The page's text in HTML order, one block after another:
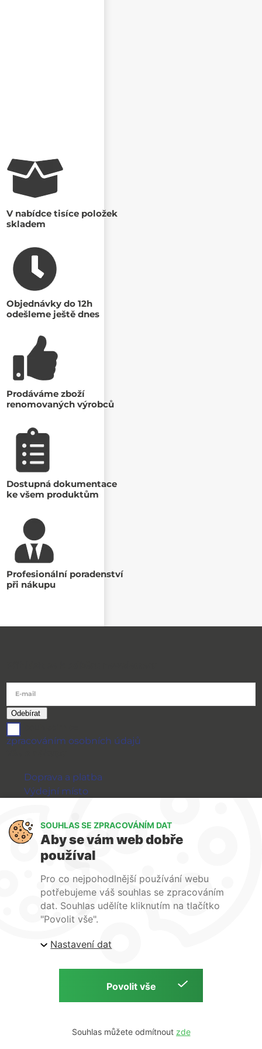
V nabídce tisíce položek
skladem
Objednávky do 12h
odešleme ještě dnes
Prodáváme zboží
renomovaných výrobců
Dostupná dokumentace
ke všem produktům
Profesionální poradenství
při nákupu
E-mail
zpracováním osobních údajů
Doprava a platba
Výdejní místo
GDPR
WIRPO s.r.o.
Obchodní podmínky
O nás
Kontakty
Firemní web
E-shop Wirpo.cz, Škrobárenská 518/16, Brno
Copyright © 2026 E-shop Wirpo.cz | by
SOUHLAS SE ZPRACOVÁNÍM DAT
Aby se vám web dobře
používal
Pro co nejpohodlnější používání webu
potřebujeme váš souhlas se zpracováním
dat. Souhlas udělíte kliknutím na tlačítko
"Povolit vše".
Nastavení dat
Souhlas můžete odmítnout